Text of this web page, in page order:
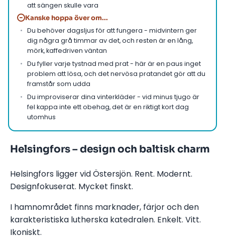
att sängen skulle vara
− Kanske hoppa över om...
Du behöver dagsljus för att fungera - midvintern ger
dig några grå timmar av det, och resten är en lång,
mörk, kaffedriven väntan
Du fyller varje tystnad med prat - här är en paus inget
problem att lösa, och det nervösa pratandet gör att du
framstår som udda
Du improviserar dina vinterkläder - vid minus tjugo är
fel kappa inte ett obehag, det är en riktigt kort dag
utomhus
Helsingfors – design och baltisk charm
Helsingfors ligger vid Östersjön. Rent. Modernt.
Designfokuserat. Mycket finskt.
I hamnområdet finns marknader, färjor och den
karakteristiska lutherska katedralen. Enkelt. Vitt.
Ikoniskt.